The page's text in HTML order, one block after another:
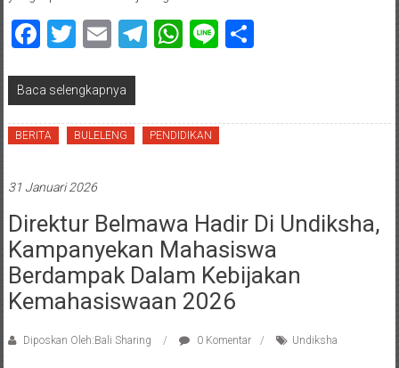
Facebook
Twitter
EmailTelegram
WhatsApp
LineShare
Baca selengkapnya
BERITA BULELENG PENDIDIKAN
31 Januari 2026
Direktur Belmawa Hadir Di Undiksha,
Kampanyekan Mahasiswa
Berdampak Dalam Kebijakan
Kemahasiswaan 2026
Diposkan Oleh:Bali Sharing 0 Komentar Undiksha